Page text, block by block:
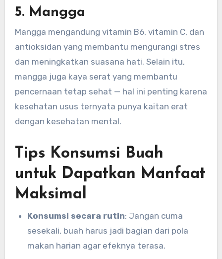
5. Mangga
Mangga mengandung vitamin B6, vitamin C, dan
antioksidan yang membantu mengurangi stres
dan meningkatkan suasana hati. Selain itu,
mangga juga kaya serat yang membantu
pencernaan tetap sehat — hal ini penting karena
kesehatan usus ternyata punya kaitan erat
dengan kesehatan mental.
Tips Konsumsi Buah
untuk Dapatkan Manfaat
Maksimal
Konsumsi secara rutin: Jangan cuma
sesekali, buah harus jadi bagian dari pola
makan harian agar efeknya terasa.